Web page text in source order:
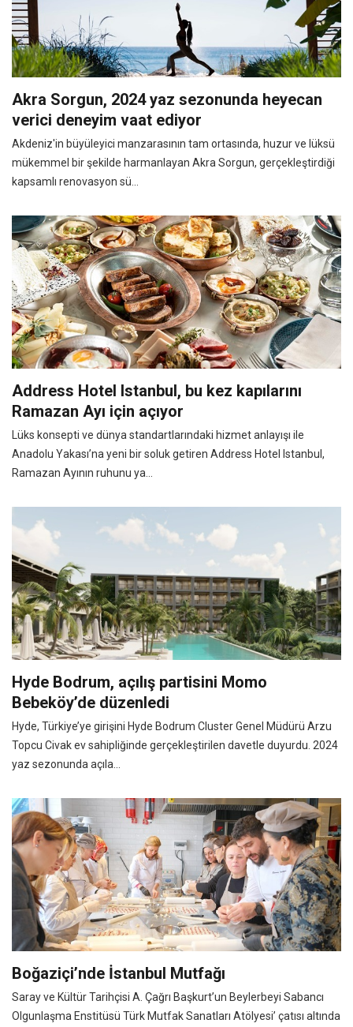
Akra Sorgun, 2024 yaz sezonunda heyecan
verici deneyim vaat ediyor
Akdeniz'in büyüleyici manzarasının tam ortasında, huzur ve lüksü
mükemmel bir şekilde harmanlayan Akra Sorgun, gerçekleştirdiği
kapsamlı renovasyon sü...
Address Hotel Istanbul, bu kez kapılarını
Ramazan Ayı için açıyor
Lüks konsepti ve dünya standartlarındaki hizmet anlayışı ile
Anadolu Yakası’na yeni bir soluk getiren Address Hotel Istanbul,
Ramazan Ayının ruhunu ya...
Hyde Bodrum, açılış partisini Momo
Bebeköy’de düzenledi
Hyde, Türkiye’ye girişini Hyde Bodrum Cluster Genel Müdürü Arzu
Topcu Civak ev sahipliğinde gerçekleştirilen davetle duyurdu. 2024
yaz sezonunda açıla...
Boğaziçi’nde İstanbul Mutfağı
Saray ve Kültür Tarihçisi A. Çağrı Başkurt’un Beylerbeyi Sabancı
Olgunlaşma Enstitüsü Türk Mutfak Sanatları Atölyesi’ çatısı altında